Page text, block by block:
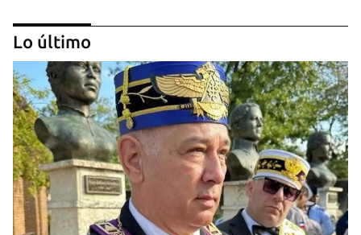
MIAMI
La hija de un diplomático castrista expulsado de
Lo último